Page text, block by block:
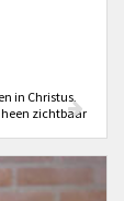
in Christus,
heen zichtbaar